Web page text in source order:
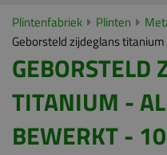
Plintenfabriek Plinten
Geborsteld zijdeglans
GEBORSTELD
TITANIUM -
BEWERKT -